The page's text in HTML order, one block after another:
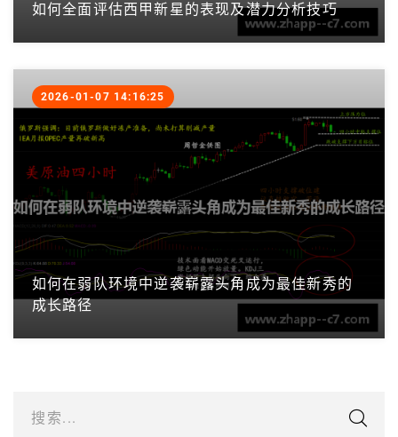
如何全面评估西甲新星的表现及潜力分析技巧
如何在弱队环境中逆袭崭露头角成为最佳新秀的
成长路径
2026-01-07 14:16:25
搜索...